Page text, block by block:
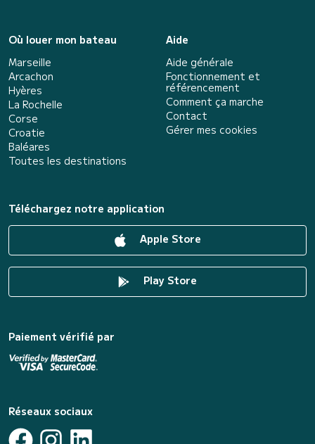
Où louer mon bateau
Marseille
Arcachon
Hyères
La Rochelle
Corse
Croatie
Baléares
Toutes les destinations
Aide
Aide générale
Fonctionnement et
référencement
Comment ça marche
Contact
Gérer mes cookies
Téléchargez notre application
Apple Store
Play Store
Paiement vérifié par
Réseaux sociaux